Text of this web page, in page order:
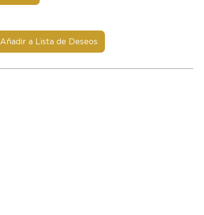
Añadir a Lista de Deseos